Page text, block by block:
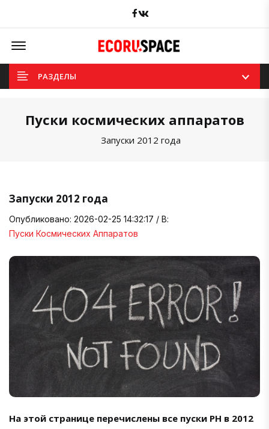
Facebook
Offcanvas Menu Open
РАЗДЕЛЫ
Пуски космических аппаратов
Запуски 2012 года
Запуски 2012 года
Опубликовано: 2026-02-25 14:32:17 / В:
Пуски Космических Аппаратов
На этой странице перечислены все пуски РН в 2012